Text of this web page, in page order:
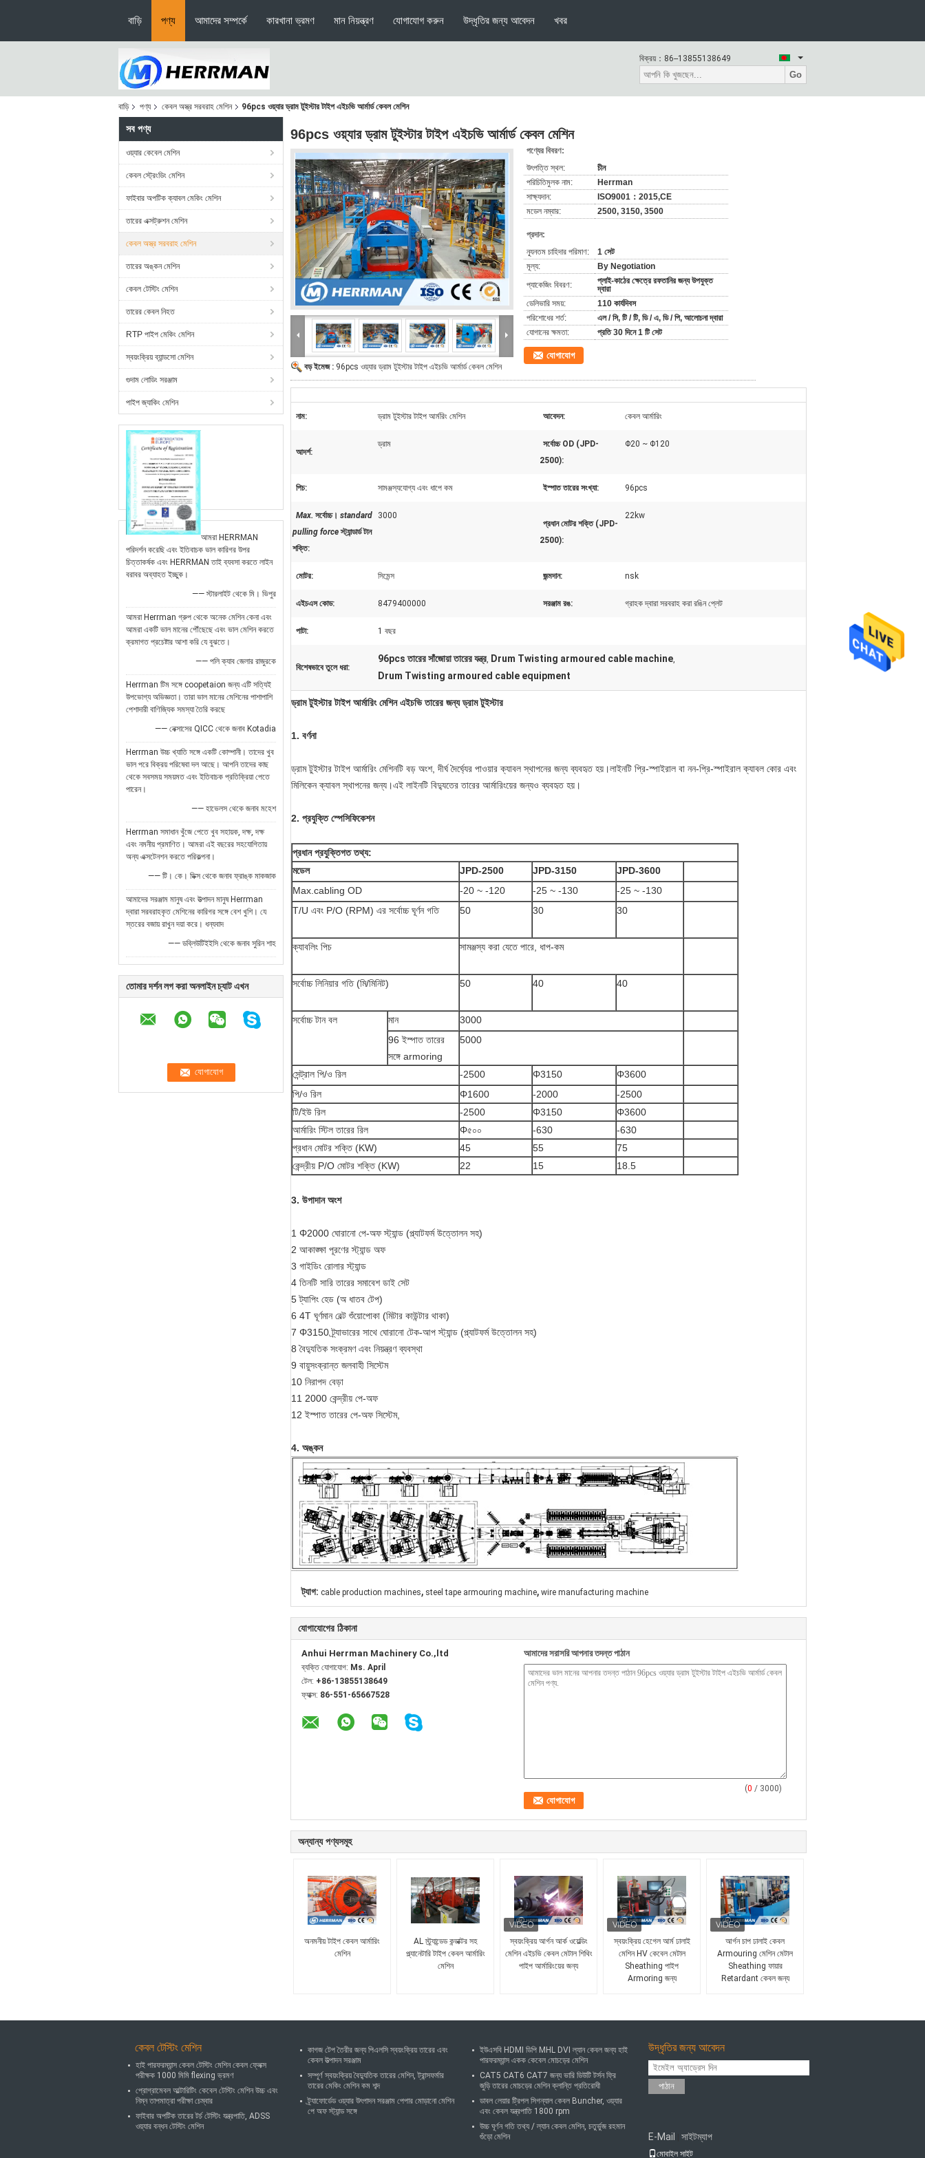
বাড়ি পণ্য আমাদের সম্পর্কে কারখানা ভ্রমণ মান নিয়ন্ত্রণ যোগাযোগ করুন উদ্ধৃতির জন্য আবেদন খবর
বিক্রয়： 86--13855138649
Go
বাড়ি পণ্য কেবল অস্ত্র সরবরাহ মেশিন 96pcs ওয়্যার ড্রাম টুইস্টার টাইপ এইচভি আর্মার্ড কেবল মেশিন
সব পণ্য
ওয়্যার কেবেল মেশিন
কেবল স্ট্রেংডিং মেশিন
ফাইবার অপটিক ক্যাবল মেকিং মেশিন
তারের এক্সট্রুশন মেশিন
কেবল অস্ত্র সরবরাহ মেশিন
তারের অঙ্কন মেশিন
কেবল টেস্টিং মেশিন
তারের কেবল নিহত
RTP পাইপ মেকিং মেশিন
স্বয়ংক্রিয় ব্যান্ডসো মেশিন
গুদাম লোডিং সরঞ্জাম
পাইপ জ্যাকিং মেশিন
আমরা HERRMAN
পরিদর্শন করেছি এবং ইতিবাচক ভাল কারিগর উপর
চিত্তাকর্ষক এবং HERRMAN তাই ব্যবসা করতে লাইন
বরাবর অব্যাহত ইচ্ছুক।
—— স্টারলাইট থেকে মি। ভিপুর
আমরা Herrman গ্রুপ থেকে অনেক মেশিন কেনা এবং
আমরা একটি ভাল মানের পৌঁছেছে এবং ভাল মেশিন করতে
ক্রমাগত প্রচেষ্টার আশা করি যে বুঝতে।
—— পলি ক্যাব জেলার রাজুরকে
Herrman টিম সঙ্গে coopetaion জন্য এটি সত্যিই
উপভোগ্য অভিজ্ঞতা। তারা ভাল মানের মেশিনের পাশাপাশি
পেশাদারী বাণিজ্যিক সমস্যা তৈরি করছে
—— নেক্সাসের QICC থেকে জনাব Kotadia
Herrman উচ্চ খ্যাতি সঙ্গে একটি কোম্পানী। তাদের খুব
ভাল পরে বিক্রয় পরিষেবা দল আছে। আপনি তাদের কাছ
থেকে সবসময় সময়মত এবং ইতিবাচক প্রতিক্রিয়া পেতে
পারেন।
—— হাভেলস থেকে জনাব মহেশ
Herrman সমাধান খুঁজে পেতে খুব সহায়ক, দক্ষ, দক্ষ
এবং নমনীয় প্রমাণিত। আমরা এই বছরের সহযোগিতায়
অন্য এক্সটেনশন করতে পরিকল্পনা।
—— টি। কে। ডিক্স থেকে জনাব ফ্রাঙ্ক মাকজাক
আমাদের সরঞ্জাম মানুষ এবং উত্পাদন মানুষ Herrman
দ্বারা সরবরাহকৃত মেশিনের কারিগর সঙ্গে বেশ খুশি। যে
স্তরের বজায় রাখুন দয়া করে। ধন্যবাদ
—— ডব্লিউটিইইসি থেকে জনাব সুরিন শাহ
তোমার দর্শন লগ করা অনলাইন চ্যাট এখন
96pcs ওয়্যার ড্রাম টুইস্টার টাইপ এইচভি আর্মার্ড কেবল মেশিন
বড় ইমেজ : 96pcs ওয়্যার ড্রাম টুইস্টার টাইপ এইচভি আর্মার্ড কেবল মেশিন
পণ্যের বিবরণ:
উৎপত্তি স্থল:
চীন
পরিচিতিমুলক নাম:
Herrman
সাক্ষ্যদান:
ISO9001：2015,CE
মডেল নম্বার:
2500, 3150, 3500
প্রদান:
ন্যূনতম চাহিদার পরিমাণ:
1 সেট
মূল্য:
By Negotiation
প্যাকেজিং বিবরণ:
প্লাই-কাঠের ক্ষেত্রে রফতানির জন্য উপযুক্ত
দ্বারা
ডেলিভারি সময়:
110 কার্যদিবস
পরিশোধের শর্ত:
এল / সি, টি / টি, ডি / এ, ডি / পি, আলোচনা দ্বারা
যোগানের ক্ষমতা:
প্রতি 30 দিনে 1 টি সেট
যোগাযোগ
নাম: ড্রাম টুইস্টার টাইপ আর্মরিং মেশিন আবেদন: কেবল আর্মারিং
আদর্শ:
ড্রাম
সর্বোচ্চ OD (JPD-
2500):
Φ20 ~ Φ120
পিচ: সামঞ্জস্যযোগ্য এবং ধাপে কম ইস্পাত তারের সংখ্যা: 96pcs
Max. সর্বোচ্চ। standard
pulling force স্ট্যান্ডার্ড টান
শক্তি:
3000
প্রধান মোটর শক্তি (JPD-
2500):
22kw
মোটর: সিমেন্স জন্মদান: nsk
এইচএস কোড: 8479400000 সরঞ্জাম রঙ: গ্রাহক দ্বারা সরবরাহ করা রঙিন প্লেট
পাটা: 1 বছর
বিশেষভাবে তুলে ধরা:
96pcs তারের সাঁজোয়া তারের যন্ত্র, Drum Twisting armoured cable machine,
Drum Twisting armoured cable equipment
ড্রাম টুইস্টার টাইপ আর্মারিং মেশিন এইচভি তারের জন্য ড্রাম টুইস্টার
1. বর্ণনা
ড্রাম টুইস্টার টাইপ আর্মারিং মেশিনটি বড় অংশ, দীর্ঘ দৈর্ঘ্যের পাওয়ার ক্যাবল স্থাপনের জন্য ব্যবহৃত হয়।লাইনটি প্রি-স্পাইরাল বা নন-প্রি-স্পাইরাল ক্যাবল কোর এবং
মিলিকেন ক্যাবল স্থাপনের জন্য।এই লাইনটি বিদ্যুতের তারের আর্মারিংয়ের জন্যও ব্যবহৃত হয়।
2. প্রযুক্তি স্পেসিফিকেশন
প্রধান প্রযুক্তিগত তথ্য:
মডেল
JPD-2500 JPD-3150
JPD-3600
Max.cabling OD
-20 ~ -120 -25 ~ -130
-25 ~ -130
T/U এবং P/O (RPM) এর সর্বোচ্চ ঘূর্ণন গতি
50 30 30
ক্যাবলিং পিচ সামঞ্জস্য করা যেতে পারে, ধাপ-কম
সর্বোচ্চ লিনিয়ার গতি (মি/মিনিট) 50 40 40
সর্বোচ্চ টান বল মান
3000
96 ইস্পাত তারের
সঙ্গে armoring
5000
সেন্ট্রাল পি/ও রিল -2500 Φ3150
Φ3600
পি/ও রিল
Φ1600 -2000
-2500
টি/ইউ রিল
-2500 Φ3150
Φ3600
আর্মারিং স্টিল তারের রিল
Φ৫০০ -630
-630
প্রধান মোটর শক্তি (KW)
45 55
75
কেন্দ্রীয় P/O মোটর শক্তি (KW)
22 15 18.5
3. উপাদান অংশ
1 Φ2000 ঘোরানো পে-অফ স্ট্যান্ড (প্ল্যাটফর্ম উত্তোলন সহ)
2 আকাঙ্ক্ষা পূরণের স্ট্যান্ড অফ
3 গাইডিং রোলার স্ট্যান্ড
4 তিনটি সারি তারের সমাবেশ ডাই সেট
5 ট্যাপিং হেড (অ ধাতব টেপ)
6 4T ঘূর্ণমান বেল্ট শুঁয়োপোকা (মিটার কাউন্টার থাকা)
7 Φ3150 ট্র্যাভারের সাথে ঘোরানো টেক-আপ স্ট্যান্ড (প্ল্যাটফর্ম উত্তোলন সহ)
8 বৈদ্যুতিক সংক্রমণ এবং নিয়ন্ত্রণ ব্যবস্থা
9 বায়ুসংক্রান্ত জলবাহী সিস্টেম
10 নিরাপদ বেড়া
11 2000 কেন্দ্রীয় পে-অফ
12 ইস্পাত তারের পে-অফ সিস্টেম,
4. অঙ্কন
ট্যাগ: cable production machines, steel tape armouring machine, wire manufacturing machine
যোগাযোগের ঠিকানা
Anhui Herrman Machinery Co.,ltd
ব্যক্তি যোগাযোগ: Ms. April
টেল: +86-13855138649
ফ্যাক্স: 86-551-65667528
আমাদের সরাসরি আপনার তদন্ত পাঠান
(0 / 3000)
অন্যান্য পণ্যসমূহ
অনমনীয় টাইপ কেবল আর্মারিং
মেশিন
AL স্ট্র্যান্ডেড কন্ডাক্টর সহ
প্ল্যানেটারি টাইপ কেবল আর্মারিং
মেশিন
স্বয়ংক্রিয় আর্গন আর্ক ওয়েল্ডিং
মেশিন এইচভি কেবল মেটাল শিথিং
পাইপ আর্মারিংয়ের জন্য
স্বয়ংক্রিয় হেগেল আর্ম ঢালাই
মেশিন HV কেবেল মেটাল
Sheathing পাইপ
Armoring জন্য
আর্গন চাপ ঢালাই কেবল
Armouring মেশিন মেটাল
Sheathing ফায়ার
Retardant কেবল জন্য
কেবল টেস্টিং মেশিন
হাই পারফরম্যান্স কেবল টেস্টিং মেশিন কেবল ফ্লেক্স
পরীক্ষক 1000 মিমি flexing ভ্রমণ
প্রোগ্রামেবল আল্টারিটিং কেবেল টেস্টিং মেশিন উচ্চ এবং
নিম্ন তাপমাত্রা পরীক্ষা চেম্বার
ফাইবার অপটিক তারের টর্চ টেস্টিং যন্ত্রপাতি, ADSS
ওয়্যার বন্ধন টেস্টিং মেশিন
কাগজ টেপ তৈরীর জন্য পিএলসি স্বয়ংক্রিয় তারের এবং
কেবল উত্পাদন সরঞ্জাম
সম্পূর্ণ স্বয়ংক্রিয় বৈদ্যুতিক তারের মেশিন, ট্রান্সফর্মার
তারের মেকিং মেশিন কম শব্দ
ট্র্যাফোর্ডেড ওয়্যার উৎপাদন সরঞ্জাম পেপার মোড়ানো মেশিন
পে অফ স্ট্যান্ড সঙ্গে
ইউএসবি HDMI ডিপি MHL DVI ল্যান কেবল জন্য হাই
পারফরম্যান্স একক কেবেল মোচড়ের মেশিন
CAT5 CAT6 CAT7 জন্য ভারি ডিউটি ​​টর্সন ফ্রি
জুড়ি তারের মোচড়ের মেশিন ক্লান্তি প্রতিরোধী
ডাবল লেয়ার ট্রিপল সিগন্যাল কেবল Buncher, ওয়্যার
এবং কেবল যন্ত্রপাতি 1800 rpm
উচ্চ ঘূর্ণন গতি তথ্য / ল্যান কেবল মেশিন, চতুর্ভুজ রহমান
গুঁড়ো মেশিন
উদ্ধৃতির জন্য আবেদন
পাঠান
E-Mail সাইটম্যাপ
মোবাইল সাইট